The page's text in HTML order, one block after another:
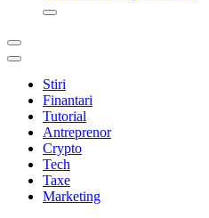
Stiri
Finantari
Tutorial
Antreprenor
Crypto
Tech
Taxe
Marketing